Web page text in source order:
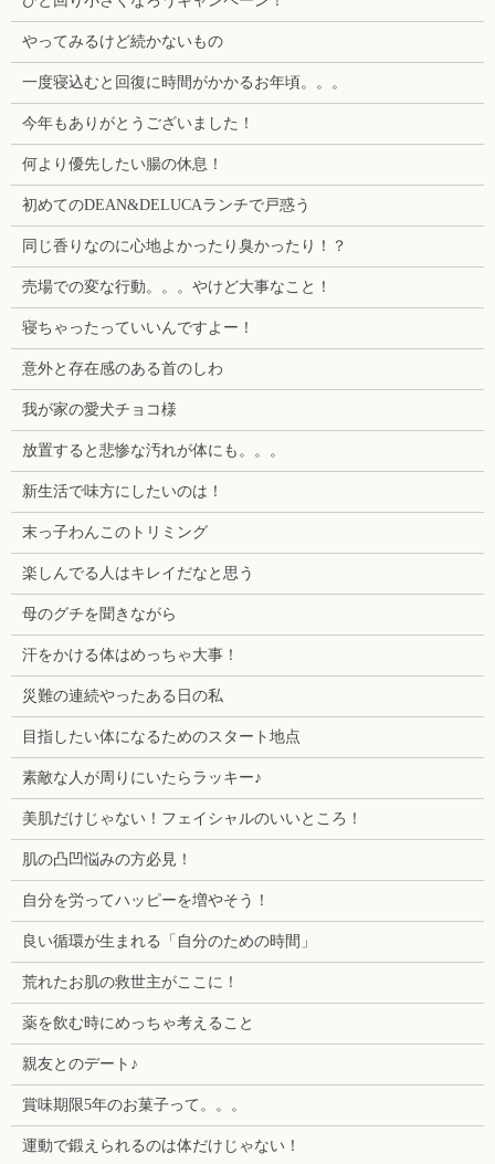
やってみるけど続かないもの
一度寝込むと回復に時間がかかるお年頃。。。
今年もありがとうございました！
何より優先したい腸の休息！
初めてのDEAN&DELUCAランチで戸惑う
同じ香りなのに心地よかったり臭かったり！？
売場での変な行動。。。やけど大事なこと！
寝ちゃったっていいんですよー！
意外と存在感のある首のしわ
我が家の愛犬チョコ様
放置すると悲惨な汚れが体にも。。。
新生活で味方にしたいのは！
末っ子わんこのトリミング
楽しんでる人はキレイだなと思う
母のグチを聞きながら
汗をかける体はめっちゃ大事！
災難の連続やったある日の私
目指したい体になるためのスタート地点
素敵な人が周りにいたらラッキー♪
美肌だけじゃない！フェイシャルのいいところ！
肌の凸凹悩みの方必見！
自分を労ってハッピーを増やそう！
良い循環が生まれる「自分のための時間」
荒れたお肌の救世主がここに！
薬を飲む時にめっちゃ考えること
親友とのデート♪
賞味期限5年のお菓子って。。。
運動で鍛えられるのは体だけじゃない！